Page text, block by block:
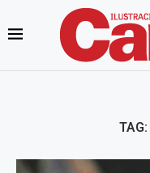
TAG: